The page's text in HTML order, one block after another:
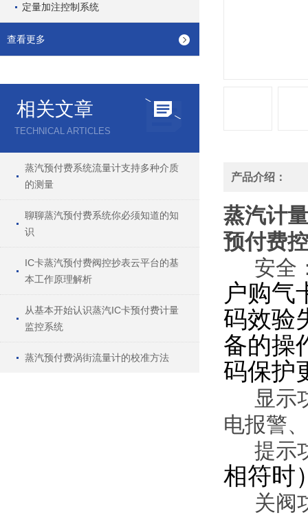
定量加注控制系统
查看更多
相关文章
TECHNICAL ARTICLES
蒸汽预付费系统流量计支持多种介质
的测量
聊聊蒸汽预付费系统你必须知道的知
识
IC卡蒸汽预付费阀控抄表云平台的基
本工作原理解析
从基本开始认识蒸汽IC卡预付费计量
监控系统
蒸汽预付费涡街流量计的校准方法
产品介绍：
蒸汽计
预付费
安全
户购气
码效验
备的操
码保护
显示
电报警
提示
相符时
关阀